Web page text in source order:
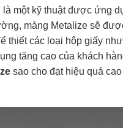
một kỹ thuật được ứng
màng Metalize sẽ
thiết các loại hộp giấy
tăng cao của khách
sao cho đạt hiệu quả